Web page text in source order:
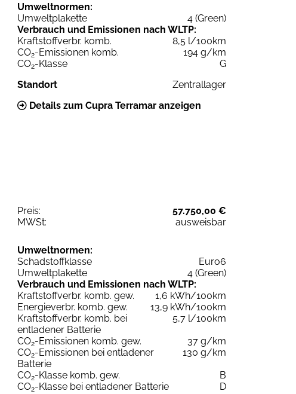
Umweltnormen:
Umweltplakette
4 (Green)
Verbrauch und Emissionen nach WLTP:
Kraftstoffverbr. komb.
8,5 l/100km
CO2-Emissionen komb.
194 g/km
CO2-Klasse
G
Standort
Zentrallager
Details zum Cupra Terramar anzeigen
Preis:
57.750,00 €
MWSt:
ausweisbar
Umweltnormen:
Schadstoffklasse
Euro6
Umweltplakette
4 (Green)
Verbrauch und Emissionen nach WLTP:
Kraftstoffverbr. komb. gew.
1,6 kWh/100km
Energieverbr. komb. gew.
13,9 kWh/100km
Kraftstoffverbr. komb. bei
entladener Batterie
5,7 l/100km
CO2-Emissionen komb. gew.
37 g/km
CO2-Emissionen bei entladener
Batterie
130 g/km
CO2-Klasse komb. gew.
B
CO2-Klasse bei entladener Batterie
D